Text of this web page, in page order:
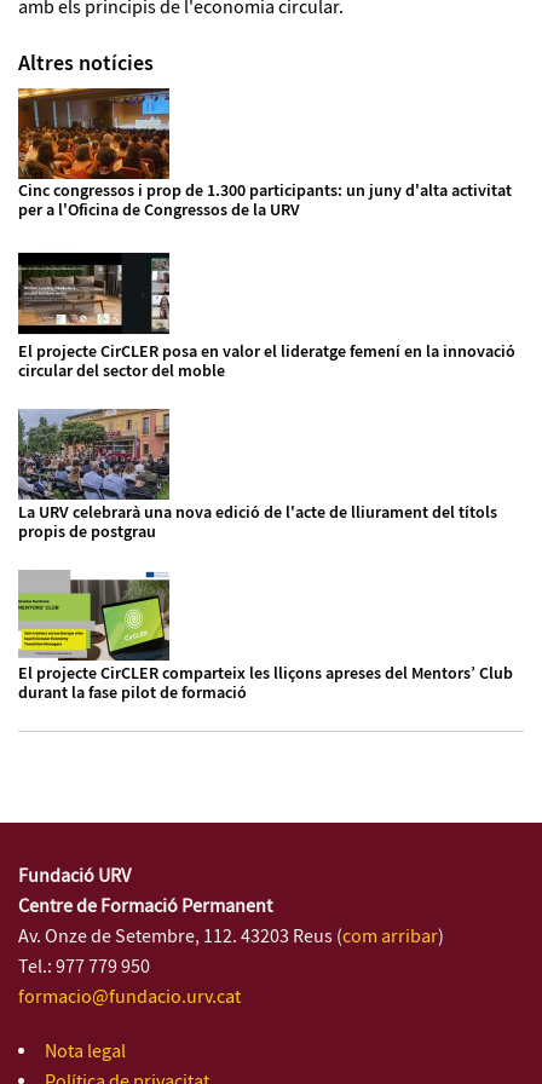
amb els principis de l'economia circular.
Altres notícies
Cinc congressos i prop de 1.300 participants: un juny d'alta activitat
per a l'Oficina de Congressos de la URV
El projecte CirCLER posa en valor el lideratge femení en la innovació
circular del sector del moble
La URV celebrarà una nova edició de l'acte de lliurament del títols
propis de postgrau
El projecte CirCLER comparteix les lliçons apreses del Mentors’ Club
durant la fase pilot de formació
Fundació URV
Centre de Formació Permanent
Av. Onze de Setembre, 112. 43203 Reus (com arribar)
Tel.: 977 779 950
formacio@fundacio.urv.cat
Nota legal